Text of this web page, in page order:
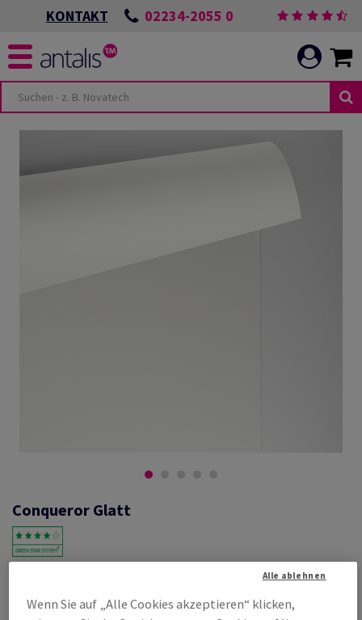
KONTAKT 02234-2055 0
Conqueror Glatt
Conqueror Glatt, high white, 120g/m2,, ohne Wasserzeichen,
woodfree ECF with 15% cotton, 165µm, 720mm x 1020mm, B1+, SB,
Wenn Sie auf „Alle Cookies akzeptieren“ klicken,
Alle ablehnen